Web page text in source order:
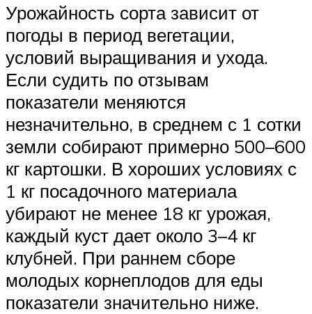
Урожайность сорта зависит от
погоды в период вегетации,
условий выращивания и ухода.
Если судить по отзывам
показатели меняются
незначительно, в среднем с 1 сотки
земли собирают примерно 500–600
кг картошки. В хороших условиях с
1 кг посадочного материала
убирают не менее 18 кг урожая,
каждый куст дает около 3–4 кг
клубней. При раннем сборе
молодых корнеплодов для еды
показатели значительно ниже.